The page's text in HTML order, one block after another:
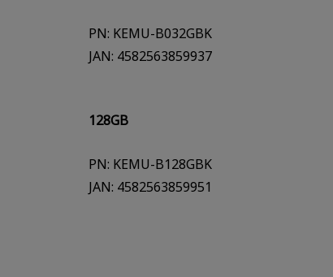
PN: KEMU-B032GBK
JAN: 4582563859937
128GB
PN: KEMU-B128GBK
JAN: 4582563859951